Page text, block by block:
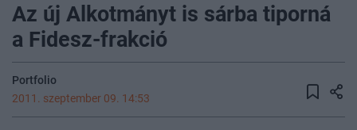
Az új Alkotmányt is sárba tiporná
a Fidesz-frakció
Portfolio
2011. szeptember 09. 14:53